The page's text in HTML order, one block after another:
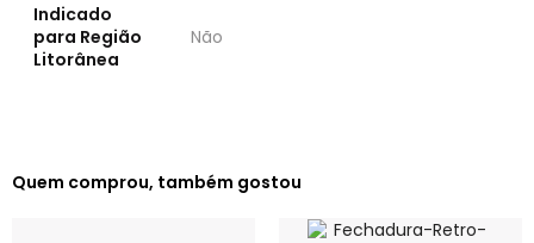
Indicado
para Região
Litorânea
Não
Quem comprou, também gostou